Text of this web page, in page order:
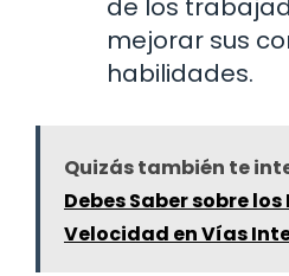
de los
mejorar sus
habilidades.
Quizás también te
Debes Saber sobre
Velocidad en Vías